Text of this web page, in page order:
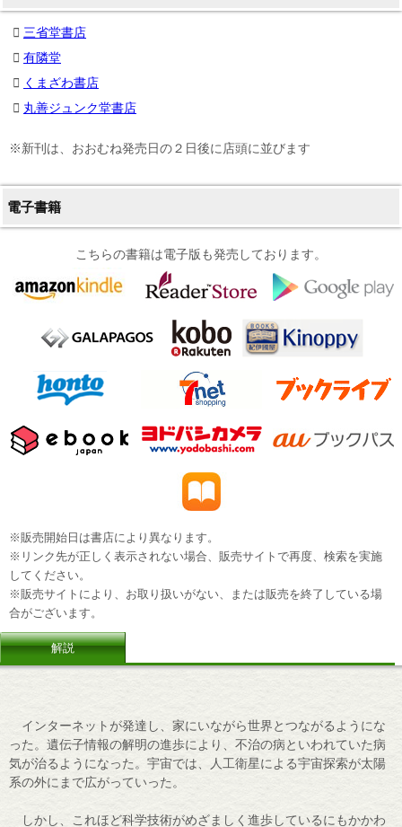
三省堂書店
有隣堂
くまざわ書店
丸善ジュンク堂書店
※新刊は、おおむね発売日の２日後に店頭に並びます
電子書籍
こちらの書籍は電子版も発売しております。
※販売開始日は書店により異なります。
※リンク先が正しく表示されない場合、販売サイトで再度、検索を実施
してください。
※販売サイトにより、お取り扱いがない、または販売を終了している場
合がございます。
解説
インターネットが発達し、家にいながら世界とつながるようにな
った。遺伝子情報の解明の進歩により、不治の病といわれていた病
気が治るようになった。宇宙では、人工衛星による宇宙探索が太陽
系の外にまで広がっていった。
しかし、これほど科学技術がめざましく進歩しているにもかかわ